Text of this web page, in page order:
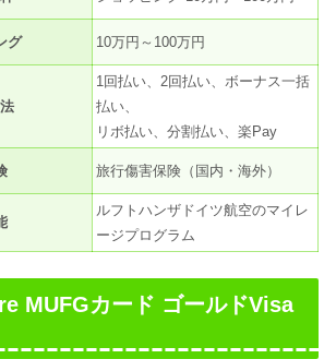
グ 10万円～100万円
1回払い、2回払い、ボーナス一括
払い、
リボ払い、分割払い、楽Pay
旅行傷害保険（国内・海外）
ルフトハンザドイツ航空のマイレ
ージプログラム
MUFGカード ゴールドVisa